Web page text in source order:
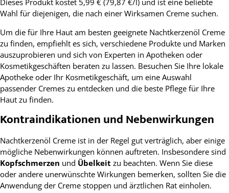
Wahl für diejenigen, die nach einer Wirksamen Creme suchen.
Um die für Ihre Haut am besten geeignete Nachtkerzenöl Creme
zu finden, empfiehlt es sich, verschiedene Produkte und Marken
auszuprobieren und sich von Experten in Apotheken oder
Kosmetikgeschäften beraten zu lassen. Besuchen Sie Ihre lokale
Apotheke oder Ihr Kosmetikgeschäft, um eine Auswahl
passender Cremes zu entdecken und die beste Pflege für Ihre
Haut zu finden.
Kontraindikationen und Nebenwirkungen
Nachtkerzenöl Creme ist in der Regel gut verträglich, aber einige
mögliche Nebenwirkungen können auftreten. Insbesondere sind
Kopfschmerzen und Übelkeit zu beachten. Wenn Sie diese
oder andere unerwünschte Wirkungen bemerken, sollten Sie die
Anwendung der Creme stoppen und ärztlichen Rat einholen.